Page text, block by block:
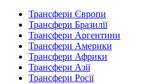
Трансфери Європи
Трансфери Бразилії
Трансфери Аргентини
Трансфери Америки
Трансфери Африки
Трансфери Азії
Трансфери Росії